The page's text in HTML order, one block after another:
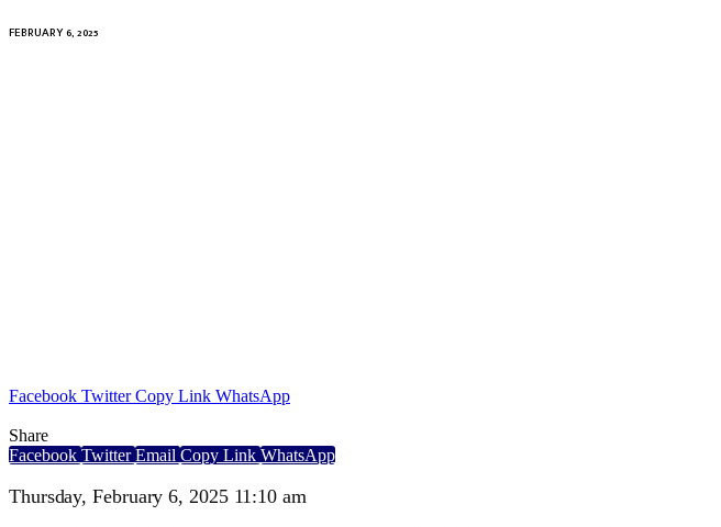
FEBRUARY 6, 2025
Facebook Twitter Copy Link WhatsApp
Share
Facebook Twitter Email Copy Link WhatsApp
Thursday, February 6, 2025 11:10 am